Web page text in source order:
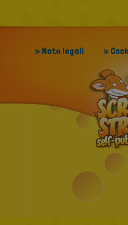
» Note legali »